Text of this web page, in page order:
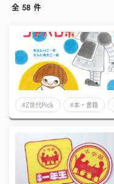
全 58 件
#Z世代Pick #本・書籍